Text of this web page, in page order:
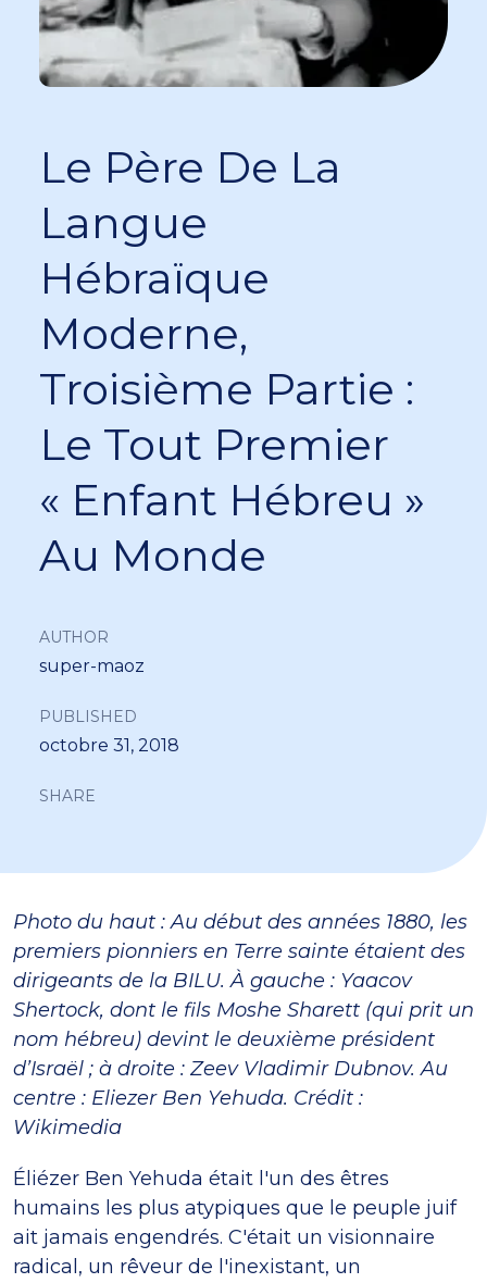
Le Père De La
Langue
Hébraïque
Moderne,
Troisième Partie :
Le Tout Premier
« Enfant Hébreu »
Au Monde
AUTHOR
super-maoz
PUBLISHED
octobre 31, 2018
SHARE
Photo du haut : Au début des années 1880, les
premiers pionniers en Terre sainte étaient des
dirigeants de la BILU. À gauche : Yaacov
Shertock, dont le fils Moshe Sharett (qui prit un
nom hébreu) devint le deuxième président
d’Israël ; à droite : Zeev Vladimir Dubnov. Au
centre : Eliezer Ben Yehuda. Crédit :
Wikimedia
Éliézer Ben Yehuda était l'un des êtres
humains les plus atypiques que le peuple juif
ait jamais engendrés. C'était un visionnaire
radical, un rêveur de l'inexistant, un